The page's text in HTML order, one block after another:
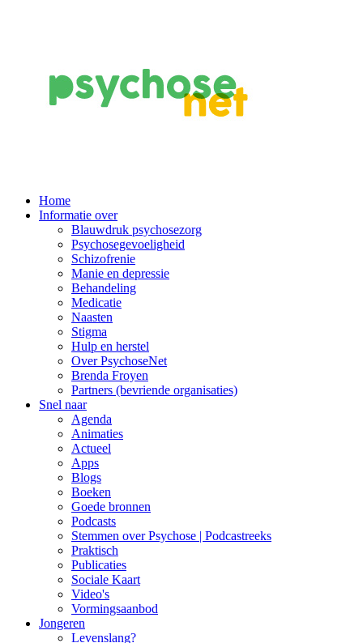
Main
Navigation
Home
Informatie over
Blauwdruk psychosezorg
Psychosegevoeligheid
Schizofrenie
Manie en depressie
Behandeling
Medicatie
Naasten
Stigma
Hulp en herstel
Over PsychoseNet
Brenda Froyen
Partners (bevriende organisaties)
Snel naar
Agenda
Animaties
Actueel
Apps
Blogs
Boeken
Goede bronnen
Podcasts
Stemmen over Psychose | Podcastreeks
Praktisch
Publicaties
Sociale Kaart
Video's
Vormingsaanbod
Jongeren
Levenslang?